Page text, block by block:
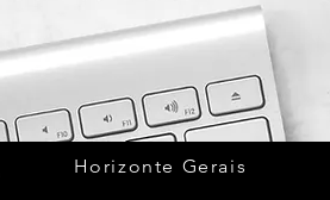
Horizonte Gerais